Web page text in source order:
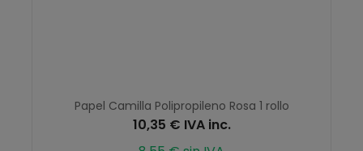
Papel Camilla Polipropileno Rosa 1 rollo
10,35 € IVA inc.